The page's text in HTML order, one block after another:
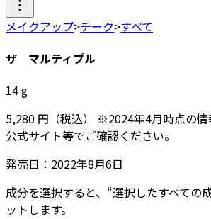
メイクアップ>チーク>すべて
ザ マルティプル
14g
5,280 円 （税込） ※2024年4月時点の
公式サイト等でご確認ください。
発売日： 2022年8月6日
成分を選択すると、“選択したすべての
ットします。